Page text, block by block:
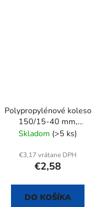
Polypropylénové koleso
150/15-40 mm,
samostatné
Skladom (>5 ks)
€3,17 vrátane DPH
€2,58
DO KOŠÍKA